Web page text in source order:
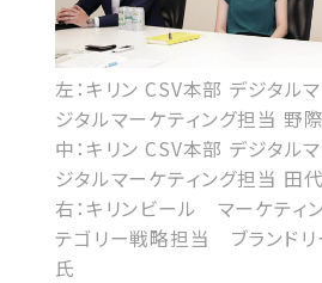
左：キリン CSV本部 デジタル
ジタルマーケティング担当 野
中：キリン CSV本部 デジタル
ジタルマーケティング担当 田
右：キリンビール マーケティ
テゴリー戦略担当 ブランド
氏